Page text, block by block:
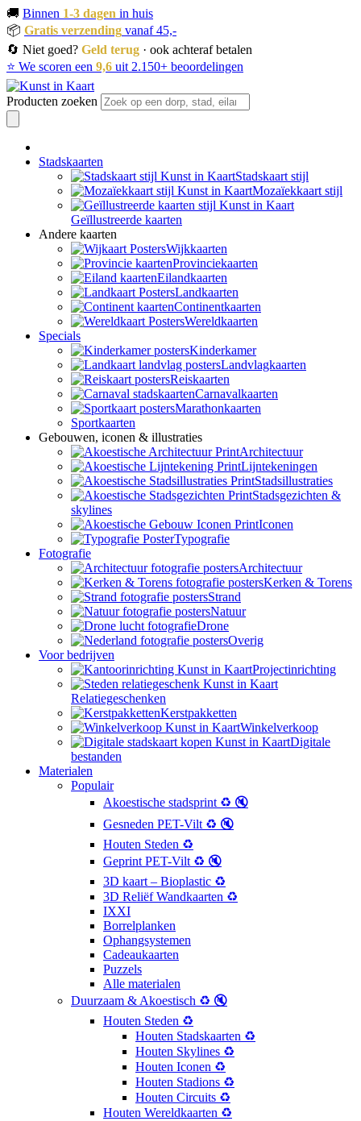
🚚 Binnen 1-3 dagen in huis
📦 Gratis verzending vanaf 45,-
🔄 Niet goed? Geld terug · ook achteraf betalen
⭐ We scoren een 9,6 uit 2.150+ beoordelingen
Producten zoeken
Stadskaarten
Stadskaart stijl
Mozaïekkaart stijl
Geïllustreerde kaarten
Andere kaarten
Wijkkaarten
Provinciekaarten
Eilandkaarten
Landkaarten
Continentkaarten
Wereldkaarten
Specials
Kinderkamer
Landvlagkaarten
Reiskaarten
Carnavalkaarten
Marathonkaarten
Sportkaarten
Gebouwen, iconen & illustraties
Architectuur
Lijntekeningen
Stadsillustraties
Stadsgezichten &
skylines
Iconen
Typografie
Fotografie
Architectuur
Kerken & Torens
Strand
Natuur
Drone
Overig
Voor bedrijven
Projectinrichting
Relatiegeschenken
Kerstpakketten
Winkelverkoop
Digitale
bestanden
Materialen
Populair
Akoestische stadsprint ♻️ 🔇
Gesneden PET-Vilt ♻️ 🔇
Houten Steden ♻️
Geprint PET-Vilt ♻️ 🔇
3D kaart – Bioplastic ♻️
3D Reliëf Wandkaarten ♻️
IXXI
Borrelplanken
Ophangsystemen
Cadeaukaarten
Puzzels
Alle materialen
Duurzaam & Akoestisch ♻️ 🔇
Houten Steden ♻️
Houten Stadskaarten ♻️
Houten Skylines ♻️
Houten Iconen ♻️
Houten Stadions ♻️
Houten Circuits ♻️
Houten Wereldkaarten ♻️